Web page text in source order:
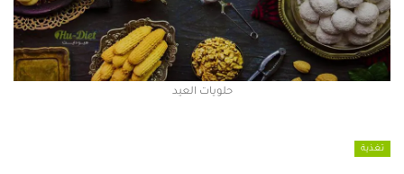
حلويات العيد
تغذية